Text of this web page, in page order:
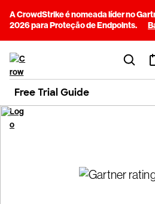
A CrowdStrike é nomeada líder no
2026 para Proteção de Endpoints.
Free Trial Guide